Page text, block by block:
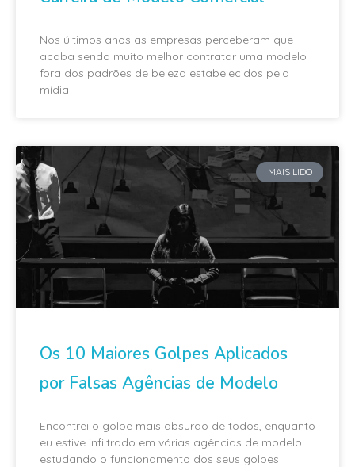
Nos últimos anos as empresas perceberam que
acaba sendo muito melhor contratar uma modelo
fora dos padrões de beleza estabelecidos pela
mídia
MAIS LIDO
Os 10 Maiores Golpes Aplicados
por Falsas Agências de Modelo
Encontrei o golpe mais absurdo de todos, enquanto
eu estive infiltrado em várias agências de modelo
estudando o funcionamento dos seus golpes